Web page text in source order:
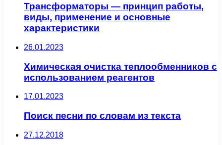
Трансформаторы — принцип работы,
виды, применение и основные
характеристики
26.01.2023
Химическая очистка теплообменников с
использованием реагентов
17.01.2023
Поиск песни по словам из текста
27.12.2018